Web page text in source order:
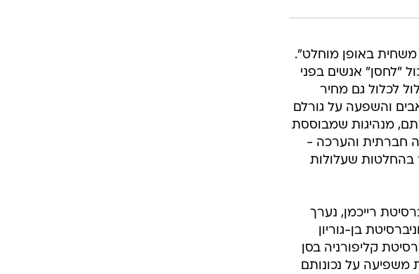
באופן מוחלט".
"לחסן" אנשים בפני
לכלול גם מחיר
והשפעה על גורלם
מנהיגות שמבוססת
חברתית והערכה -
בהחלטות שעלולות
רייכמן, נערך
בן-גוריון
קליפורניה בסן
משפיעה על נכונותם